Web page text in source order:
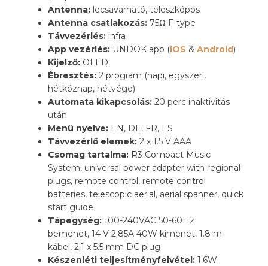
Antenna: lecsavarható, teleszkópos
Antenna csatlakozás: 75Ω F-type
Távvezérlés: infra
App vezérlés: UNDOK app (iOS & Android)
Kijelző: OLED
Ébresztés: 2 program (napi, egyszeri,
hétköznap, hétvége)
Automata kikapcsolás: 20 perc inaktivitás
után
Menü nyelve: EN, DE, FR, ES
Távvezérlő elemek: 2 x 1.5 V AAA
Csomag tartalma: R3 Compact Music
System, universal power adapter with regional
plugs, remote control, remote control
batteries, telescopic aerial, aerial spanner, quick
start guide
Tápegység: 100-240VAC 50-60Hz
bemenet, 14 V 2.85A 40W kimenet, 1.8 m
kábel, 2.1 x 5.5 mm DC plug
Készenléti teljesítményfelvétel: 1.6W